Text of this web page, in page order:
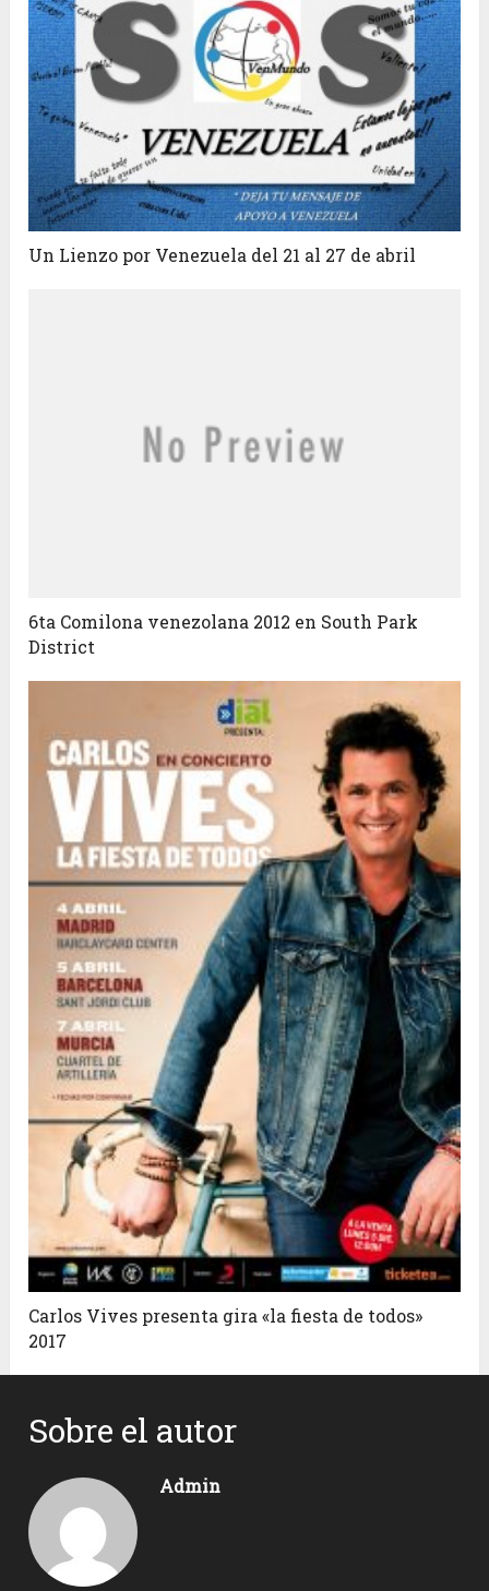
Un Lienzo por Venezuela del 21 al 27 de abril
6ta Comilona venezolana 2012 en South Park
District
Carlos Vives presenta gira «la fiesta de todos»
2017
Sobre el autor
Admin